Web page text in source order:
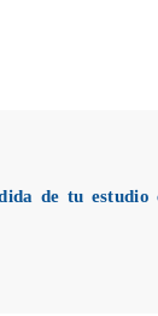
de tu estudio